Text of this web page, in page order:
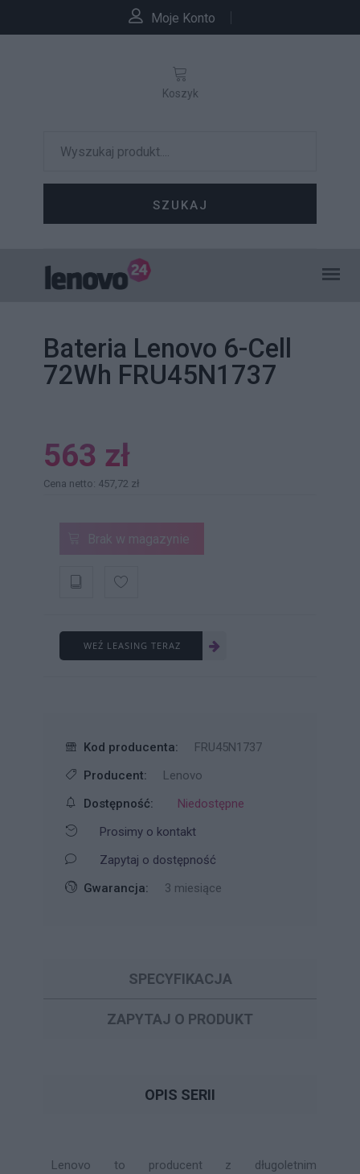
Moje Konto
SZUKAJ
Koszyk
Bateria Lenovo 6-Cell
72Wh FRU45N1737
563 zł
Cena netto: 457,72 zł
Brak w magazynie
WEŹ LEASING TERAZ
Kod producenta:
FRU45N1737
Producent:
Lenovo
Dostępność:
Niedostępne
Prosimy o kontakt
Zapytaj o dostępność
Gwarancja:
3 miesiące
SPECYFIKACJA
ZAPYTAJ O PRODUKT
OPIS SERII
Lenovo to producent z długoletnim